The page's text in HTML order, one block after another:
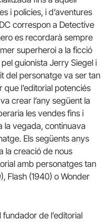
i policies, i d’aventures
correspon a Detective
es recordarà sempre
superheroi a la ficció
guionista Jerry Siegel i
del personatge va ser tan
l’editorial potenciés
crear l’any següent la
les vendes fins i
la vegada, continuava
Els següents anys
la creació de nous
amb personatges tan
Flash (1940) o Wonder
de l’editorial